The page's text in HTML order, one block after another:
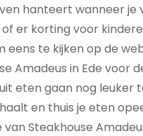
hanteert wanneer je
er korting voor
eens te kijken op de
Amadeus in Ede voor
eten gaan nog leuker
en thuis je eten
Steakhouse